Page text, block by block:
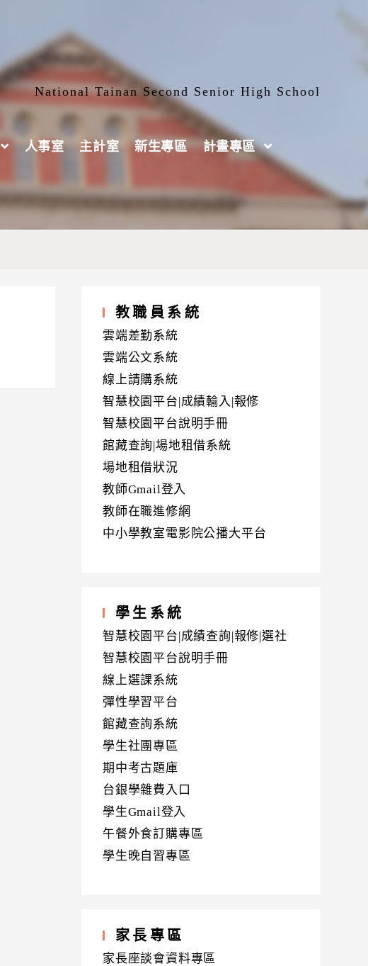
National Tainan Second Senior High School
人事室 主計室 新生專區 計畫專區
教職員系統
雲端差勤系統
雲端公文系統
線上請購系統
智慧校園平台|成績輸入|報修
智慧校園平台說明手冊
館藏查詢|場地租借系統
場地租借狀況
教師Gmail登入
教師在職進修網
中小學教室電影院公播大平台
學生系統
智慧校園平台|成績查詢|報修|選社
智慧校園平台說明手冊
線上選課系統
彈性學習平台
館藏查詢系統
學生社團專區
期中考古題庫
台銀學雜費入口
學生Gmail登入
午餐外食訂購專區
學生晚自習專區
家長專區
家長座談會資料專區